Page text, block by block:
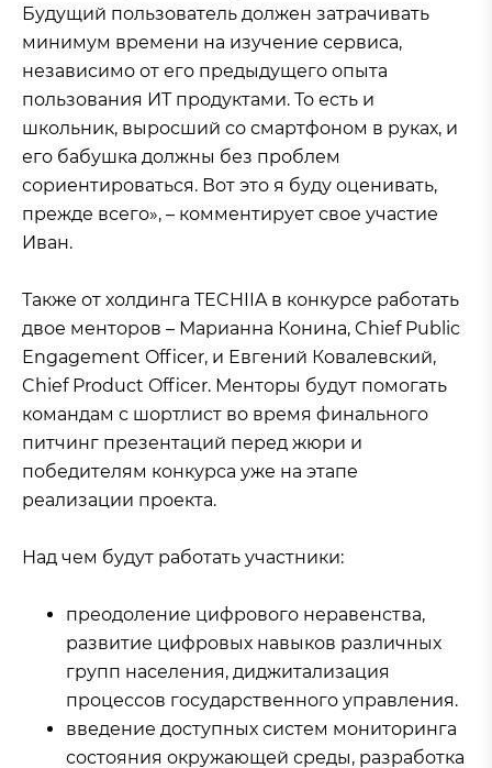
Будущий пользователь должен затрачивать
минимум времени на изучение сервиса,
независимо от его предыдущего опыта
пользования ИТ продуктами. То есть и
школьник, выросший со смартфоном в руках, и
его бабушка должны без проблем
сориентироваться. Вот это я буду оценивать,
прежде всего», – комментирует свое участие
Иван.
Также от холдинга TECHIIA в конкурсе работать
двое менторов – Марианна Конина, Chief Public
Engagement Officer, и Евгений Ковалевский,
Chief Product Officer. Менторы будут помогать
командам с шортлист во время финального
питчинг презентаций перед жюри и
победителям конкурса уже на этапе
реализации проекта.
Над чем будут работать участники:
преодоление цифрового неравенства,
развитие цифровых навыков различных
групп населения, диджитализация
процессов государственного управления.
введение доступных систем мониторинга
состояния окружающей среды, разработка